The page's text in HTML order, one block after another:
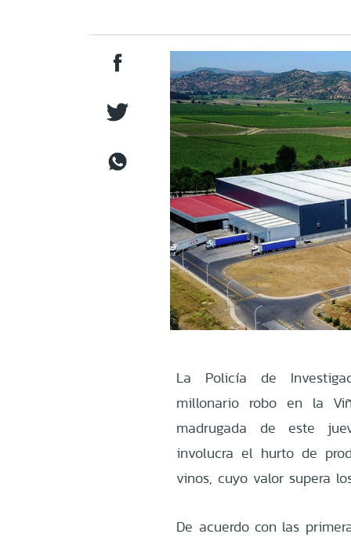
La Policía de
millonario robo en la
madrugada de este
involucra el hurto de
vinos, cuyo valor supera
De acuerdo con las